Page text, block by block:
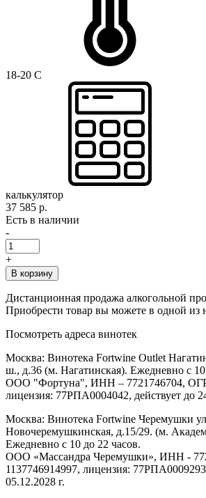
18-20 C
калькулятор
37 585 р.
Есть в наличии
-
+
В корзину
Дистанционная продажа алкогольной
Приобрести товар вы можете в одной из
Посмотреть адреса винотек
Москва: Винотека Fortwine Outlet
ш., д.36 (м. Нагатинская). Ежедневно с 10
ООО "Фортуна", ИНН – 7721746704,
лицензия: 77РПА0004042, действует до
Москва: Винотека Fortwine Черемушки
Новочеремушкинская, д.15/29. (м.
Ежедневно с 10 до 22 часов.
ООО «Массандра Черемушки», ИНН -
1137746914997, лицензия:
05.12.2028 г.